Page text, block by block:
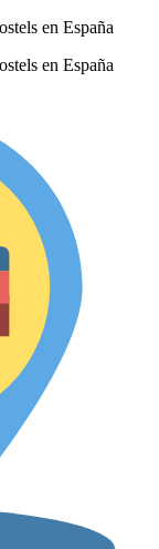
en España
en España